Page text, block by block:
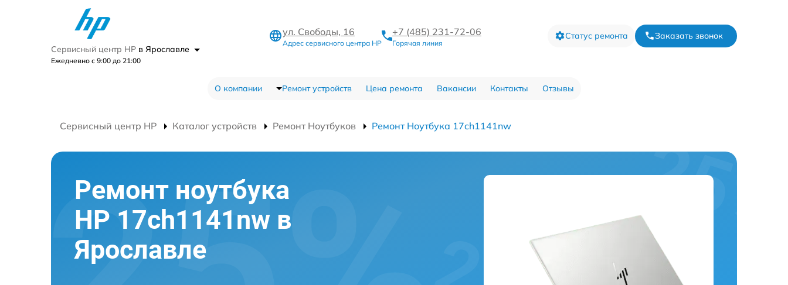
Сервисный центр HP в Ярославле
Ежедневно с 9:00 до 21:00
ул. Свободы, 16
Адрес сервисного центра HP
+7 (485) 231-72-06
Горячая линия
Статус ремонта Заказать звонок
О компании Ремонт устройств Цена ремонта Вакансии Контакты Отзывы
Сервисный центр HP Каталог устройств Ремонт Ноутбуков Ремонт Ноутбука 17ch1141nw
Ремонт ноутбука
HP 17ch1141nw в
Ярославле